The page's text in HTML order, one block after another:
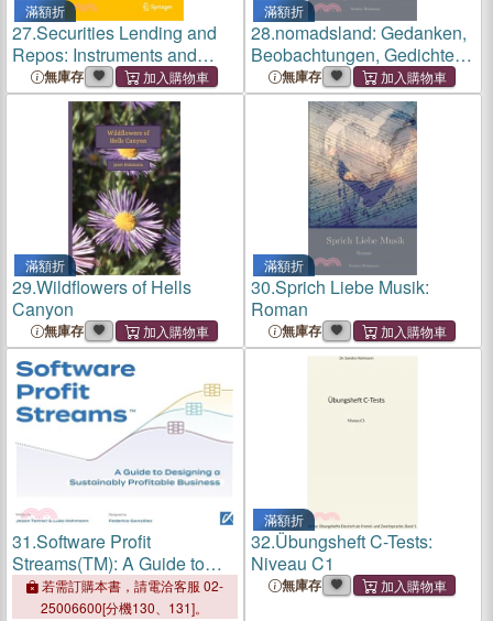
滿額折
27.Securities Lending and
Repos: Instruments and
Strategies for Excess Return
無庫存
滿額折
28.nomadsland: Gedanken,
Beobachtungen, Gedichte.
Thoughts, Observations,
Poems.
無庫存
滿額折
29.Wildflowers of Hells
Canyon
無庫存
滿額折
30.Sprich Liebe Musik:
Roman
無庫存
31.Software Profit
Streams(TM): A Guide to
Designing a Sustainably
Profitable Business
若需訂購本書，請電洽客服 02-
25006600[分機130、131]。
滿額折
32.Übungsheft C-Tests:
Niveau C1
無庫存